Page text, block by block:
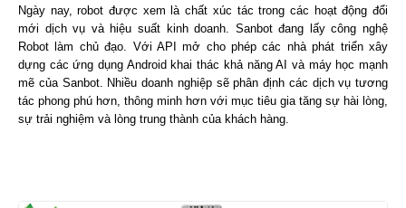
Ngày nay, robot được xem là chất xúc tác trong các hoạt động đổi
mới dịch vụ và hiệu suất kinh doanh. Sanbot đang lấy công nghệ
Robot làm chủ đạo. Với API mở cho phép các nhà phát triển xây
dựng các ứng dụng Android khai thác khả năng AI và máy học mạnh
mẽ của Sanbot. Nhiều doanh nghiệp sẽ phân định các dịch vụ tương
tác phong phú hơn, thông minh hơn với mục tiêu gia tăng sự hài lòng,
sự trải nghiệm và lòng trung thành của khách hàng.